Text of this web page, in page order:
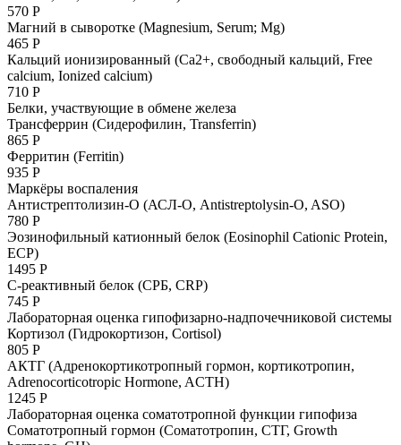
570 Р
Магний в сыворотке (Magnesium, Serum; Мg)
465 Р
Кальций ионизированный (Ca2+, свободный кальций, Free
calcium, Ionized calcium)
710 Р
Белки, участвующие в обмене железа
Трансферрин (Сидерофилин, Transferrin)
865 Р
Ферритин (Ferritin)
935 Р
Маркёры воспаления
Антистрептолизин-О (АСЛ-О, Antistreptolysin-O, ASO)
780 Р
Эозинофильный катионный белок (Eosinophil Cationic Protein,
ECP)
1495 Р
С-реактивный белок (СРБ, CRP)
745 Р
Лабораторная оценка гипофизарно-надпочечниковой системы
Кортизол (Гидрокортизон, Cortisol)
805 Р
АКТГ (Адренокортикотропный гормон, кортикотропин,
Adrenocorticotropic Hormone, ACTH)
1245 Р
Лабораторная оценка соматотропной функции гипофиза
Соматотропный гормон (Соматотропин, СТГ, Growth